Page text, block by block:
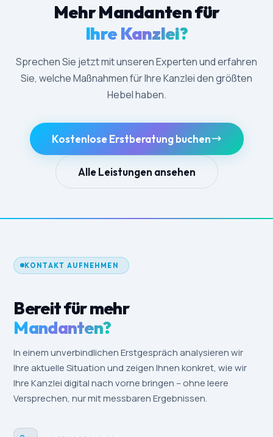
Mehr Mandanten für
Ihre Kanzlei?
Sprechen Sie jetzt mit unseren Experten und erfahren
Sie, welche Maßnahmen für Ihre Kanzlei den größten
Hebel haben.
Kostenlose Erstberatung buchen
Alle Leistungen ansehen
KONTAKT AUFNEHMEN
Bereit für mehr
Mandanten?
In einem unverbindlichen Erstgespräch analysieren wir
Ihre aktuelle Situation und zeigen Ihnen konkret, wie wir
Ihre Kanzlei digital nach vorne bringen – ohne leere
Versprechen, nur mit messbaren Ergebnissen.